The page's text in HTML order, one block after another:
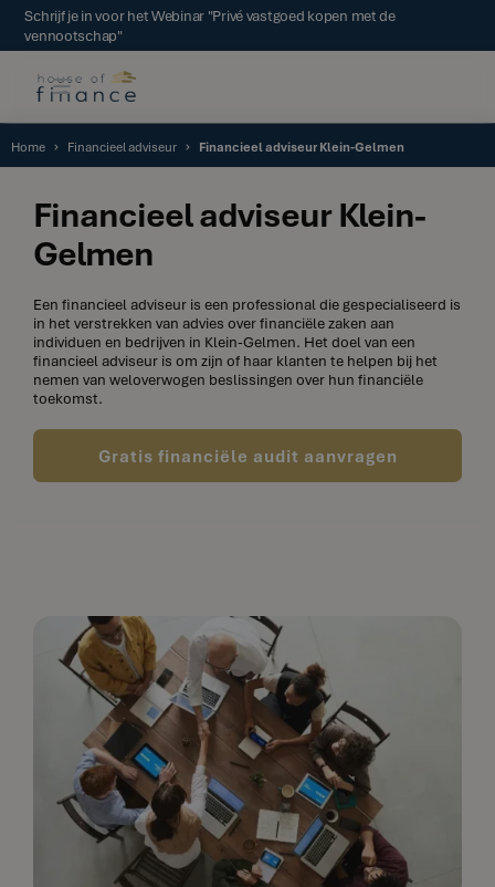
Schrijf je in voor het Webinar "Privé vastgoed kopen met de
vennootschap"
Home Financieel adviseur Financieel adviseur Klein-Gelmen
Financieel adviseur Klein-
Gelmen
Een financieel adviseur is een professional die gespecialiseerd is
in het verstrekken van advies over financiële zaken aan
individuen en bedrijven in Klein-Gelmen. Het doel van een
financieel adviseur is om zijn of haar klanten te helpen bij het
nemen van weloverwogen beslissingen over hun financiële
toekomst.
Gratis financiële audit aanvragen